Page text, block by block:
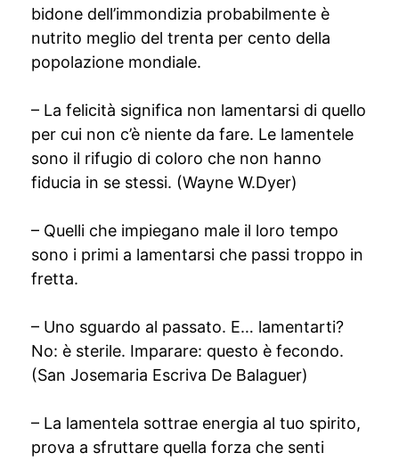
bidone dell’immondizia probabilmente è
nutrito meglio del trenta per cento della
popolazione mondiale.
– La felicità significa non lamentarsi di quello
per cui non c’è niente da fare. Le lamentele
sono il rifugio di coloro che non hanno
fiducia in se stessi. (Wayne W.Dyer)
– Quelli che impiegano male il loro tempo
sono i primi a lamentarsi che passi troppo in
fretta.
– Uno sguardo al passato. E… lamentarti?
No: è sterile. Imparare: questo è fecondo.
(San Josemaria Escriva De Balaguer)
– La lamentela sottrae energia al tuo spirito,
prova a sfruttare quella forza che senti